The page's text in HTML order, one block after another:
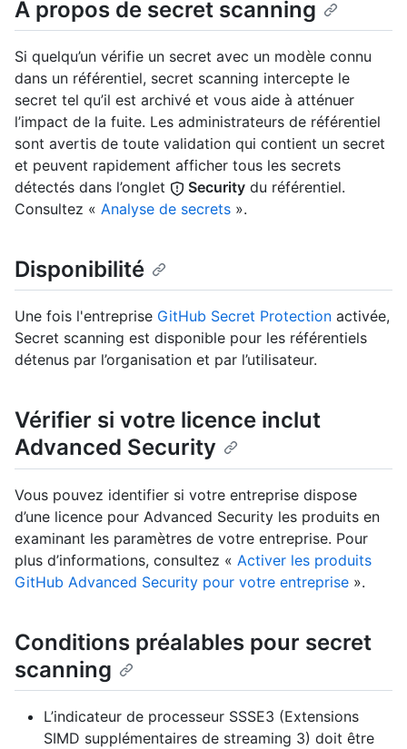
À propos de secret scanning
Si quelqu’un vérifie un secret avec un modèle connu
dans un référentiel, secret scanning intercepte le
secret tel qu’il est archivé et vous aide à atténuer
l’impact de la fuite. Les administrateurs de référentiel
sont avertis de toute validation qui contient un secret
et peuvent rapidement afficher tous les secrets
détectés dans l’onglet
Security du référentiel.
Consultez « Analyse de secrets ».
Disponibilité
Une fois l'entreprise GitHub Secret Protection activée,
Secret scanning est disponible pour les référentiels
détenus par l’organisation et par l’utilisateur.
Vérifier si votre licence inclut
Advanced Security
Vous pouvez identifier si votre entreprise dispose
d’une licence pour Advanced Security les produits en
examinant les paramètres de votre entreprise. Pour
plus d’informations, consultez « Activer les produits
GitHub Advanced Security pour votre entreprise ».
Conditions préalables pour secret
scanning
L’indicateur de processeur SSSE3 (Extensions
SIMD supplémentaires de streaming 3) doit être